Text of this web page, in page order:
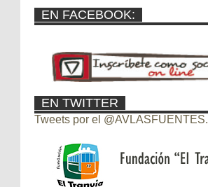
EN FACEBOOK:
EN TWITTER
Tweets por el @AVLASFUENTES.